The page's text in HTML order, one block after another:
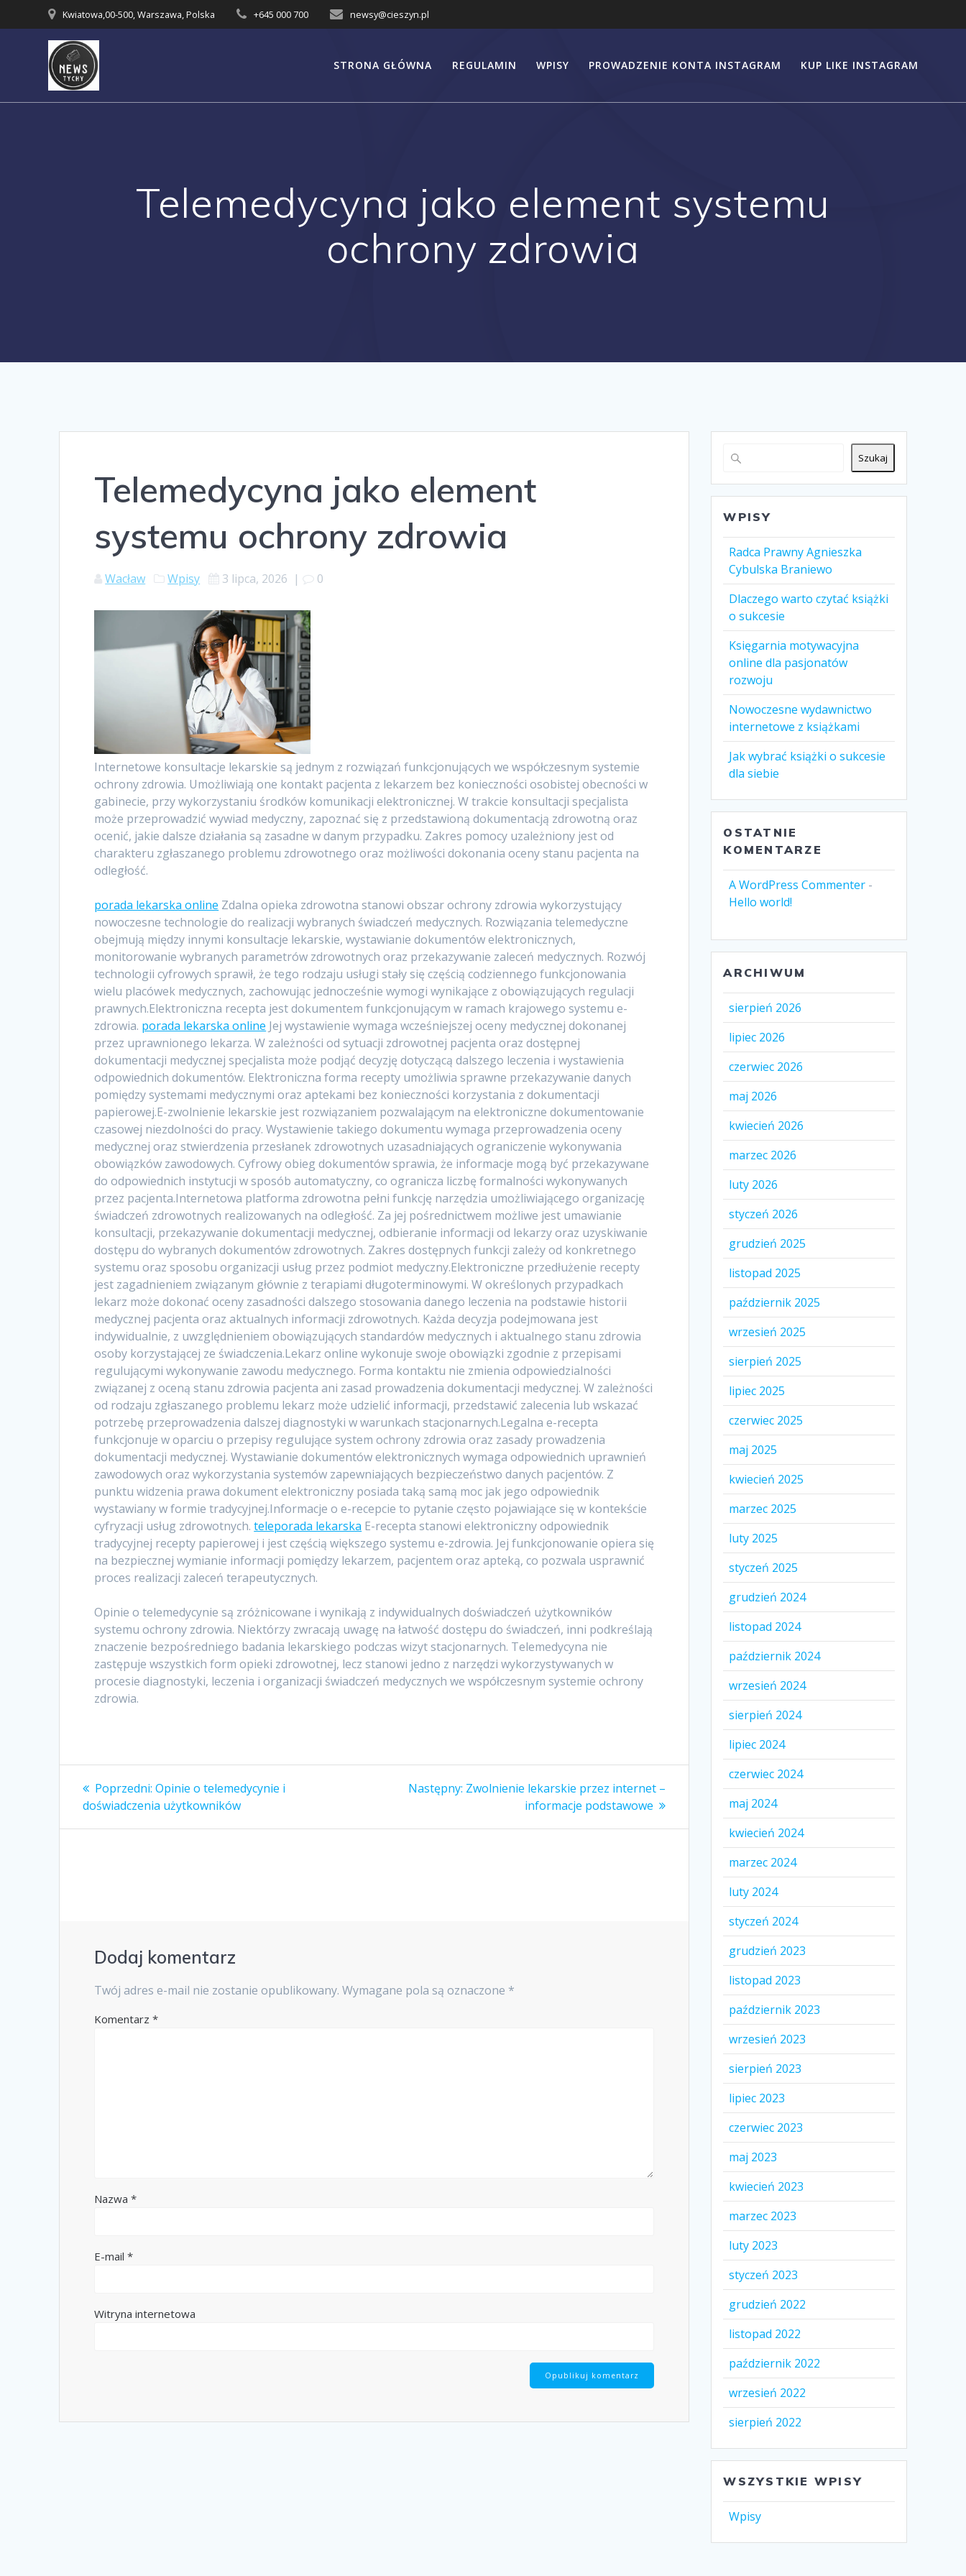
to
Kwiatowa,00-500, Warszawa, Polska +645 000 700 newsy@cieszyn.pl
STRONA GŁÓWNA REGULAMIN WPISY PROWADZENIE KONTA INSTAGRAM KUP LIKE INSTAGRAM
Telemedycyna jako element systemu
ochrony zdrowia
Telemedycyna jako element
systemu ochrony zdrowia
Wacław Wpisy 3 lipca, 2026 | 0
Internetowe konsultacje lekarskie są jednym z rozwiązań funkcjonujących we współczesnym systemie
ochrony zdrowia. Umożliwiają one kontakt pacjenta z lekarzem bez konieczności osobistej obecności w
gabinecie, przy wykorzystaniu środków komunikacji elektronicznej. W trakcie konsultacji specjalista
może przeprowadzić wywiad medyczny, zapoznać się z przedstawioną dokumentacją zdrowotną oraz
ocenić, jakie dalsze działania są zasadne w danym przypadku. Zakres pomocy uzależniony jest od
charakteru zgłaszanego problemu zdrowotnego oraz możliwości dokonania oceny stanu pacjenta na
odległość.
porada lekarska online Zdalna opieka zdrowotna stanowi obszar ochrony zdrowia wykorzystujący
nowoczesne technologie do realizacji wybranych świadczeń medycznych. Rozwiązania telemedyczne
obejmują między innymi konsultacje lekarskie, wystawianie dokumentów elektronicznych,
monitorowanie wybranych parametrów zdrowotnych oraz przekazywanie zaleceń medycznych. Rozwój
technologii cyfrowych sprawił, że tego rodzaju usługi stały się częścią codziennego funkcjonowania
wielu placówek medycznych, zachowując jednocześnie wymogi wynikające z obowiązujących regulacji
prawnych.Elektroniczna recepta jest dokumentem funkcjonującym w ramach krajowego systemu e-
zdrowia. porada lekarska online Jej wystawienie wymaga wcześniejszej oceny medycznej dokonanej
przez uprawnionego lekarza. W zależności od sytuacji zdrowotnej pacjenta oraz dostępnej
dokumentacji medycznej specjalista może podjąć decyzję dotyczącą dalszego leczenia i wystawienia
odpowiednich dokumentów. Elektroniczna forma recepty umożliwia sprawne przekazywanie danych
pomiędzy systemami medycznymi oraz aptekami bez konieczności korzystania z dokumentacji
papierowej.E-zwolnienie lekarskie jest rozwiązaniem pozwalającym na elektroniczne dokumentowanie
czasowej niezdolności do pracy. Wystawienie takiego dokumentu wymaga przeprowadzenia oceny
medycznej oraz stwierdzenia przesłanek zdrowotnych uzasadniających ograniczenie wykonywania
obowiązków zawodowych. Cyfrowy obieg dokumentów sprawia, że informacje mogą być przekazywane
do odpowiednich instytucji w sposób automatyczny, co ogranicza liczbę formalności wykonywanych
przez pacjenta.Internetowa platforma zdrowotna pełni funkcję narzędzia umożliwiającego organizację
świadczeń zdrowotnych realizowanych na odległość. Za jej pośrednictwem możliwe jest umawianie
konsultacji, przekazywanie dokumentacji medycznej, odbieranie informacji od lekarzy oraz uzyskiwanie
dostępu do wybranych dokumentów zdrowotnych. Zakres dostępnych funkcji zależy od konkretnego
systemu oraz sposobu organizacji usług przez podmiot medyczny.Elektroniczne przedłużenie recepty
jest zagadnieniem związanym głównie z terapiami długoterminowymi. W określonych przypadkach
lekarz może dokonać oceny zasadności dalszego stosowania danego leczenia na podstawie historii
medycznej pacjenta oraz aktualnych informacji zdrowotnych. Każda decyzja podejmowana jest
indywidualnie, z uwzględnieniem obowiązujących standardów medycznych i aktualnego stanu zdrowia
osoby korzystającej ze świadczenia.Lekarz online wykonuje swoje obowiązki zgodnie z przepisami
regulującymi wykonywanie zawodu medycznego. Forma kontaktu nie zmienia odpowiedzialności
związanej z oceną stanu zdrowia pacjenta ani zasad prowadzenia dokumentacji medycznej. W zależności
od rodzaju zgłaszanego problemu lekarz może udzielić informacji, przedstawić zalecenia lub wskazać
potrzebę przeprowadzenia dalszej diagnostyki w warunkach stacjonarnych.Legalna e-recepta
funkcjonuje w oparciu o przepisy regulujące system ochrony zdrowia oraz zasady prowadzenia
dokumentacji medycznej. Wystawianie dokumentów elektronicznych wymaga odpowiednich uprawnień
zawodowych oraz wykorzystania systemów zapewniających bezpieczeństwo danych pacjentów. Z
punktu widzenia prawa dokument elektroniczny posiada taką samą moc jak jego odpowiednik
wystawiany w formie tradycyjnej.Informacje o e-recepcie to pytanie często pojawiające się w kontekście
cyfryzacji usług zdrowotnych.teleporada lekarska E-recepta stanowi elektroniczny odpowiednik
tradycyjnej recepty papierowej i jest częścią większego systemu e-zdrowia. Jej funkcjonowanie opiera się
na bezpiecznej wymianie informacji pomiędzy lekarzem, pacjentem oraz apteką, co pozwala usprawnić
proces realizacji zaleceń terapeutycznych.
Opinie o telemedycynie są zróżnicowane i wynikają z indywidualnych doświadczeń użytkowników
systemu ochrony zdrowia. Niektórzy zwracają uwagę na łatwość dostępu do świadczeń, inni podkreślają
znaczenie bezpośredniego badania lekarskiego podczas wizyt stacjonarnych. Telemedycyna nie
zastępuje wszystkich form opieki zdrowotnej, lecz stanowi jedno z narzędzi wykorzystywanych w
procesie diagnostyki, leczenia i organizacji świadczeń medycznych we współczesnym systemie ochrony
zdrowia.
Nawigacja
wpisu
Poprzedni: Poprzedni
wpis:
Opinie o telemedycynie i
doświadczenia użytkowników
Następny: Następny
Zwolnienie lekarskie przez internet –
informacje podstawowe
Dodaj komentarz
Twój adres e-mail nie zostanie opublikowany. Wymagane pola są oznaczone *
Komentarz*
Nazwa*
E-mail*
Witryna internetowa
Szukaj
WPISY
Radca Prawny Agnieszka
Cybulska Braniewo
Dlaczego warto czytać książki
o sukcesie
Księgarnia motywacyjna
online dla pasjonatów
rozwoju
Nowoczesne wydawnictwo
internetowe z książkami
Jak wybrać książki o sukcesie
dla siebie
OSTATNIE
KOMENTARZE
A WordPress Commenter -
Hello world!
ARCHIWUM
sierpień 2026
lipiec 2026
czerwiec 2026
maj 2026
kwiecień 2026
marzec 2026
luty 2026
styczeń 2026
grudzień 2025
listopad 2025
październik 2025
wrzesień 2025
sierpień 2025
lipiec 2025
czerwiec 2025
maj 2025
kwiecień 2025
marzec 2025
luty 2025
styczeń 2025
grudzień 2024
listopad 2024
październik 2024
wrzesień 2024
sierpień 2024
lipiec 2024
czerwiec 2024
maj 2024
kwiecień 2024
marzec 2024
luty 2024
styczeń 2024
grudzień 2023
listopad 2023
październik 2023
wrzesień 2023
sierpień 2023
lipiec 2023
czerwiec 2023
maj 2023
kwiecień 2023
marzec 2023
luty 2023
styczeń 2023
grudzień 2022
listopad 2022
październik 2022
wrzesień 2022
sierpień 2022
WSZYSTKIE WPISY
Wpisy